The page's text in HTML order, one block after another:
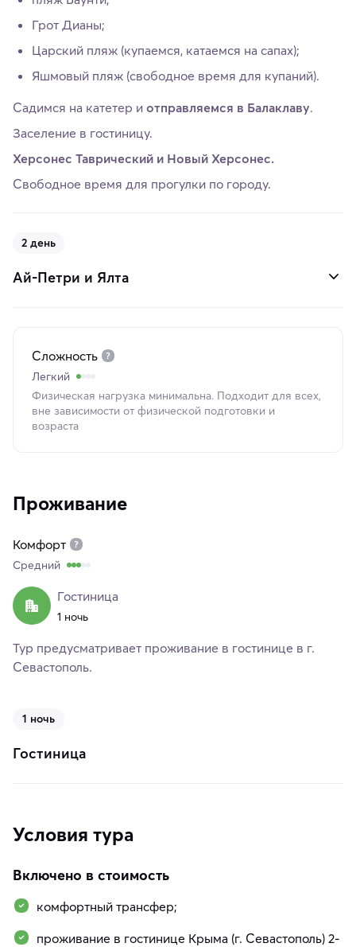
Грот Дианы;
Царский пляж (купаемся, катаемся на сапах);
Яшмовый пляж (свободное время для купаний).
Садимся на катетер и отправляемся в Балаклаву.
Заселение в гостиницу.
Херсонес Таврический и Новый Херсонес.
Свободное время для прогулки по городу.
2 день
Ай-Петри и Ялта
Сложность
Легкий
Физическая нагрузка минимальна. Подходит для всех,
вне зависимости от физической подготовки и
возраста
Проживание
Комфорт
Средний
Гостиница
1 ночь
Тур предусматривает проживание в гостинице в г.
Севастополь.
1 ночь
Гостиница
Условия тура
Включено в стоимость
комфортный трансфер;
проживание в гостинице Крыма (г. Севастополь) 2-